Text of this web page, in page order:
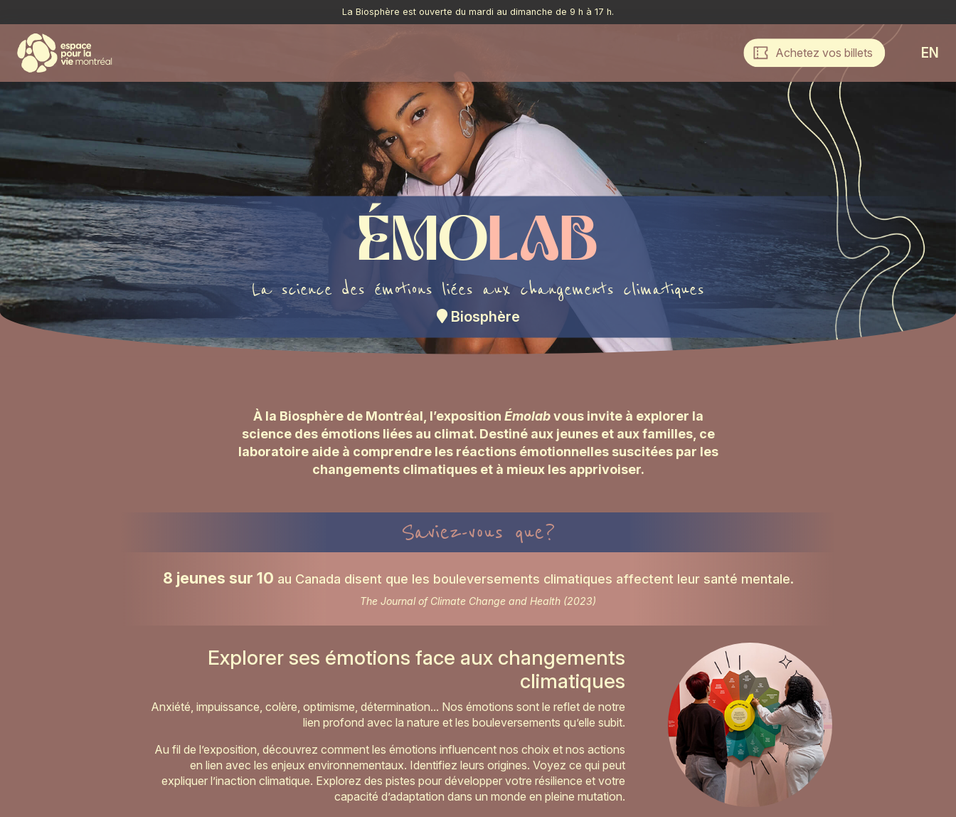
La Biosphère est ouverte du mardi au dimanche de 9 h à 17 h.
Achetez vos billets EN
ÉmolAb
La science des émotions liées aux changements climatiques
Biosphère
À la Biosphère de Montréal, l’exposition Émolabvous invite à explorer la
science des émotions liées au climat. Destiné aux jeunes et aux familles, ce
laboratoire aide à comprendre les réactions émotionnelles suscitées par les
changements climatiques et à mieux les apprivoiser.
Saviez-vous que?
8 jeunes sur 10 au Canada disent que les bouleversements climatiques affectent leur santé mentale.
The Journal of Climate Change and Health (2023)
Explorer ses émotions face aux changements
climatiques
Anxiété, impuissance, colère, optimisme, détermination... Nos émotions sont le reflet de notre
lien profond avec la nature et les bouleversements qu’elle subit.
Au fil de l’exposition, découvrez comment les émotions influencent nos choix et nos actions
en lien avec les enjeux environnementaux. Identifiez leurs origines. Voyez ce qui peut
expliquer l’inaction climatique. Explorez des pistes pour développer votre résilience et votre
capacité d’adaptation dans un monde en pleine mutation.